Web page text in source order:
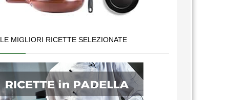
LE MIGLIORI RICETTE SELEZIONATE